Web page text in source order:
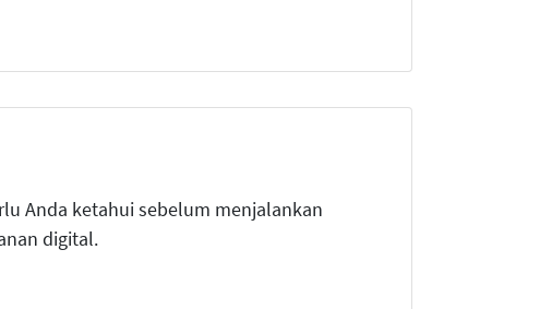
Anda ketahui sebelum menjalankan
digital.